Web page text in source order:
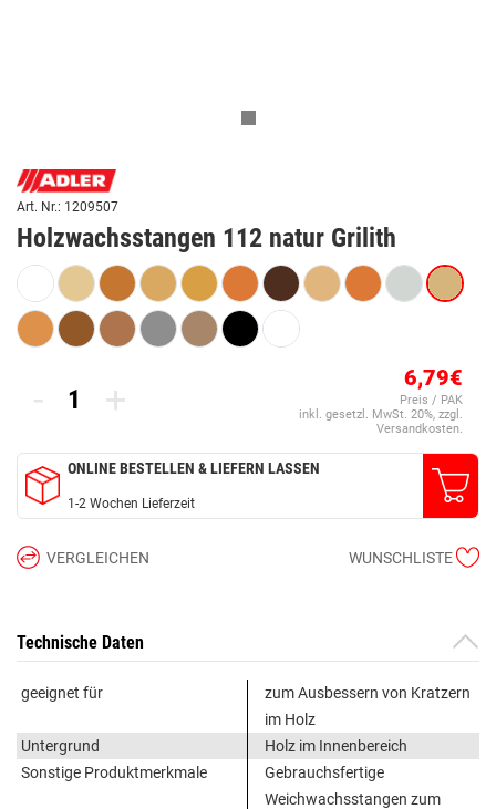
Art. Nr.: 1209507
Holzwachsstangen 112 natur Grilith
- + 6,79€
Preis / PAK
inkl. gesetzl. MwSt. 20%, zzgl.
Versandkosten.
ONLINE BESTELLEN & LIEFERN LASSEN
1-2 Wochen Lieferzeit
VERGLEICHEN WUNSCHLISTE
Technische Daten
geeignet für
zum Ausbessern von Kratzern
im Holz
Untergrund
Holz im Innenbereich
Sonstige Produktmerkmale
Gebrauchsfertige
Weichwachsstangen zum